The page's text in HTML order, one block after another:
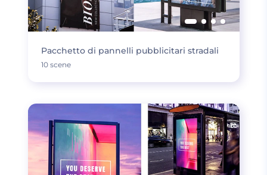
Pacchetto di pannelli pubblicitari stradali
10 scene